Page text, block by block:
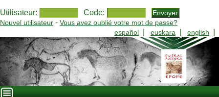
Utilisateur: Code:
Nouvel utilisateur - Vous avez oublié votre mot de passe?
español
euskara english